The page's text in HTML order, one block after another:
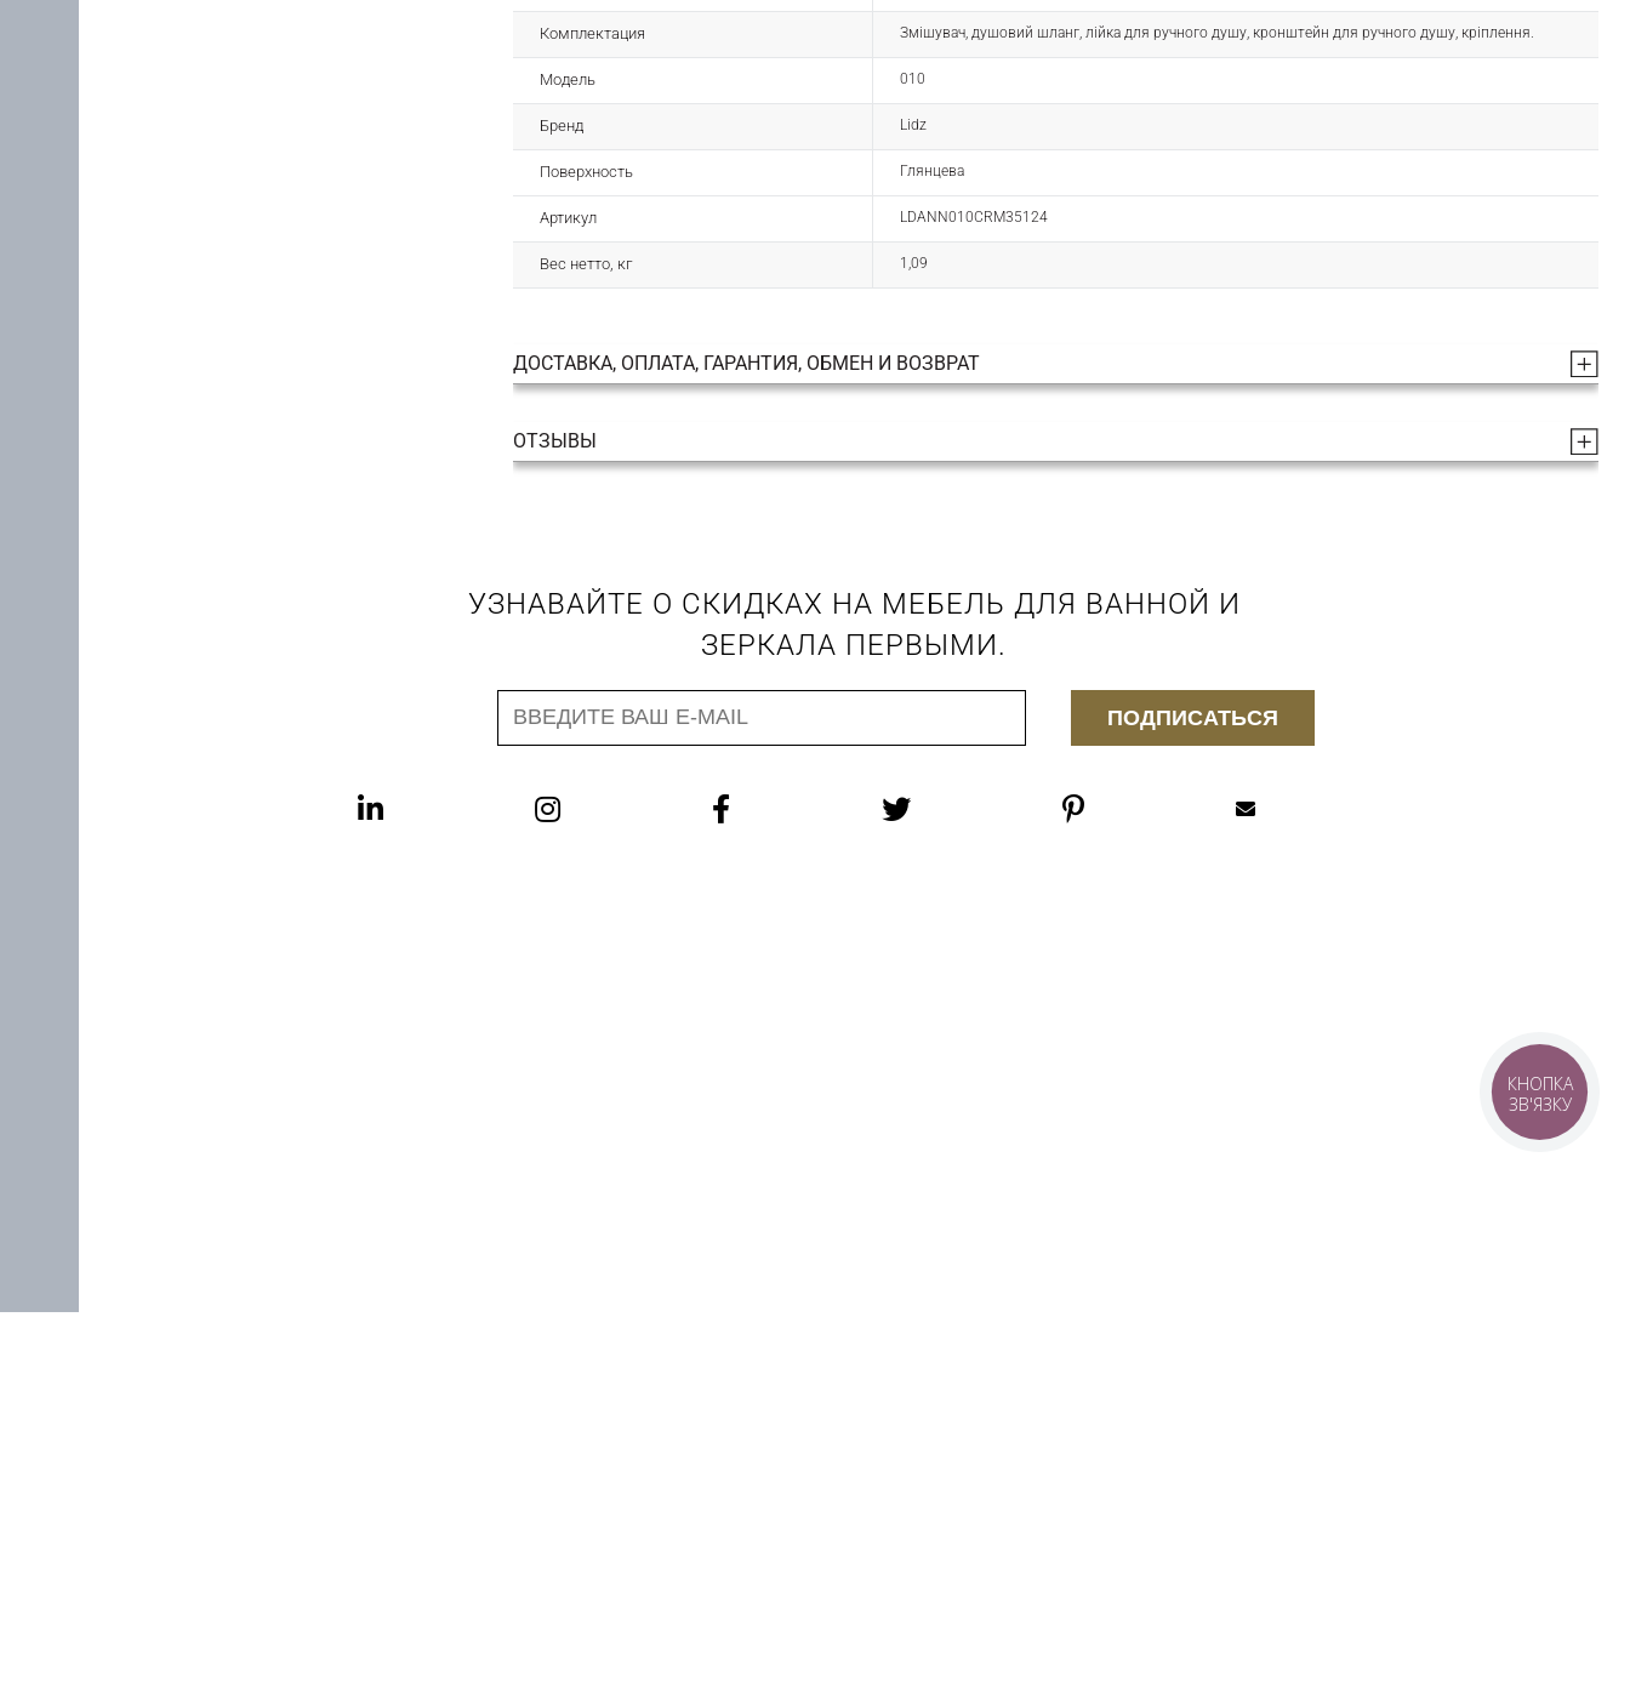
Комплектация Змішувач, душовий шланг, лійка для ручного душу, кронштейн для ручного душу, кріплення.
Модель 010
Бренд Lidz
Поверхность Глянцева
Артикул LDANN010CRM35124
Вес нетто, кг 1,09
ДОСТАВКА, ОПЛАТА, ГАРАНТИЯ, ОБМЕН И ВОЗВРАТ
ОТЗЫВЫ
УЗНАВАЙТЕ О СКИДКАХ НА МЕБЕЛЬ ДЛЯ ВАННОЙ И
ЗЕРКАЛА ПЕРВЫМИ.
ПОДПИСАТЬСЯ
КНОПКА
ЗВ'ЯЗКУ